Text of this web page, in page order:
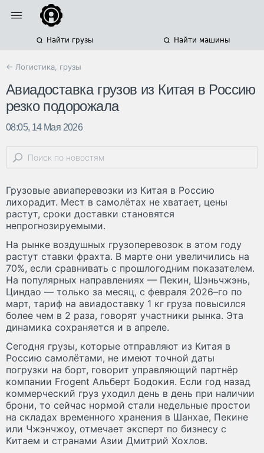
Найти грузы Найти машины
← Логистика, грузы
Авиадоставка грузов из Китая в Россию
резко подорожала
08:05, 14 Мая 2026
Грузовые авиаперевозки из Китая в Россию
лихорадит. Мест в самолётах не хватает, цены
растут, сроки доставки становятся
непрогнозируемыми.
На рынке воздушных грузоперевозок в этом году
растут ставки фрахта. В марте они увеличились на
70%, если сравнивать с прошлогодним показателем.
На популярных направлениях — Пекин, Шэньчжэнь,
Циндао — только за месяц, с февраля 2026–го по
март, тариф на авиадоставку 1 кг груза повысился
более чем в 2 раза, говорят участники рынка. Эта
динамика сохраняется и в апреле.
Сегодня грузы, которые отправляют из Китая в
Россию самолётами, не имеют точной даты
погрузки на борт, говорит управляющий партнёр
компании Frogent Альберт Бодокия. Если год назад
коммерческий груз уходил день в день при наличии
брони, то сейчас нормой стали недельные простои
на складах временного хранения в Шанхае, Пекине
или Чжэнчжоу, отмечает эксперт по бизнесу с
Китаем и странами Азии Дмитрий Хохлов.